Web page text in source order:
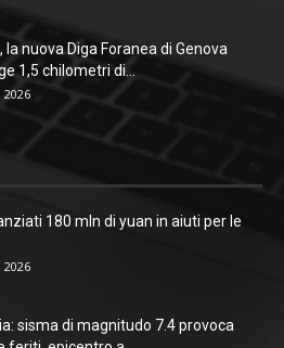
la nuova Diga Foranea di Genova
1,5 chilometri di...
2026
180 mln di yuan in aiuti per le
2026
sisma di magnitudo 7.4 provoca